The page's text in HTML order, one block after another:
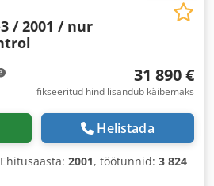
/ 2001 / nur
31 890 €
fikseeritud hind lisandub käibemaks
Helistada
2001, töötunnid: 3 824